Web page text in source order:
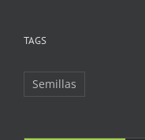
TAGS
Semillas